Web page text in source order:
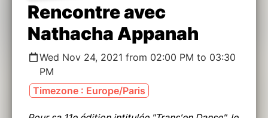
Rencontre avec
Nathacha Appanah
Wed Nov 24, 2021 from 02:00 PM to 03:30
PM
Timezone : Europe/Paris